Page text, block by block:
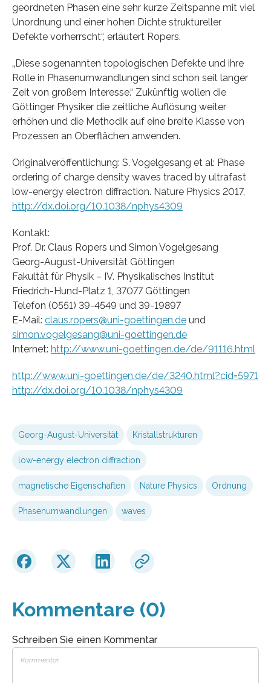
geordneten Phasen eine sehr kurze Zeitspanne mit viel
Unordnung und einer hohen Dichte struktureller
Defekte vorherrscht“, erläutert Ropers.
„Diese sogenannten topologischen Defekte und ihre
Rolle in Phasenumwandlungen sind schon seit langer
Zeit von großem Interesse.“ Zukünftig wollen die
Göttinger Physiker die zeitliche Auflösung weiter
erhöhen und die Methodik auf eine breite Klasse von
Prozessen an Oberflächen anwenden.
Originalveröffentlichung: S. Vogelgesang et al: Phase
ordering of charge density waves traced by ultrafast
low-energy electron diffraction. Nature Physics 2017,
http://dx.doi.org/10.1038/nphys4309
Kontakt:
Prof. Dr. Claus Ropers und Simon Vogelgesang
Georg-August-Universität Göttingen
Fakultät für Physik – IV. Physikalisches Institut
Friedrich-Hund-Platz 1, 37077 Göttingen
Telefon (0551) 39-4549 und 39-19897
E-Mail: claus.ropers@uni-goettingen.de und
simon.vogelgesang@uni-goettingen.de
Internet: http://www.uni-goettingen.de/de/91116.html
http://www.uni-goettingen.de/de/3240.html?cid=5971
http://dx.doi.org/10.1038/nphys4309
Georg-August-Universität Kristallstrukturen
low-energy electron diffraction
magnetische Eigenschaften Nature Physics Ordnung
Phasenumwandlungen waves
Kommentare (0)
Schreiben Sie einen Kommentar